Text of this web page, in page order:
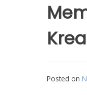
Posted on